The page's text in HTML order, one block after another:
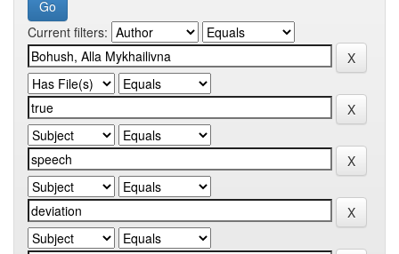
Current filters: